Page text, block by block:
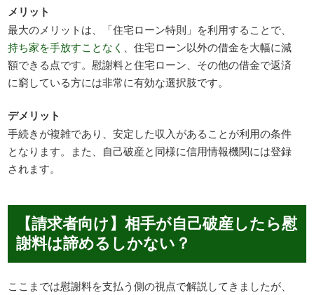
メリット
最大のメリットは、「住宅ローン特則」を利用することで、
持ち家を手放すことなく
、住宅ローン以外の借金を大幅に減
額できる点です。慰謝料と住宅ローン、その他の借金で返済
に窮している方には非常に有効な選択肢です。
デメリット
手続きが複雑であり、安定した収入があることが利用の条件
となります。また、自己破産と同様に信用情報機関には登録
されます。
【請求者向け】相手が自己破産したら慰
謝料は諦めるしかない？
ここまでは慰謝料を支払う側の視点で解説してきましたが、